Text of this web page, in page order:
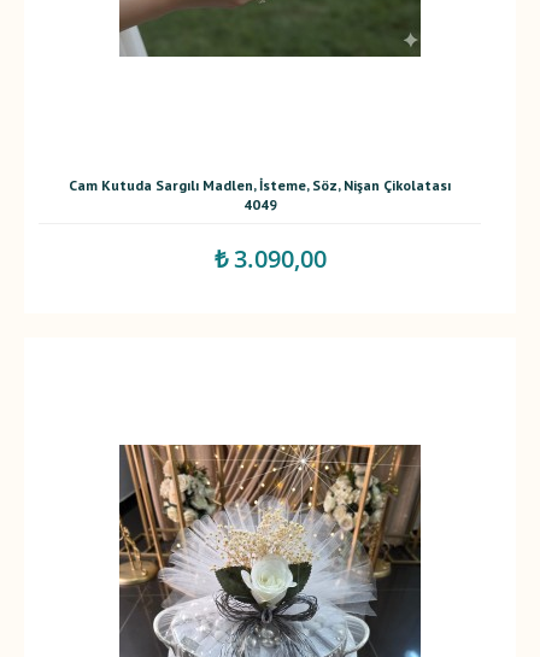
Cam Kutuda Sargılı Madlen, İsteme, Söz, Nişan Çikolatası
4049
₺ 3.090,00